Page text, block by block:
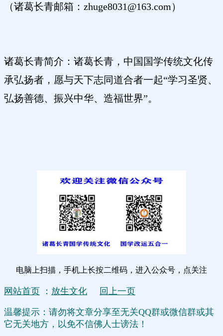
（诸葛长青邮箱：zhuge8031@163.com）
诸葛长青简介：诸葛长青，中国国学传统文化传
承弘扬者，愿与天下志同道合者一起“学习圣贤、
弘扬善德、振兴中华、造福世界”。
电脑上扫描，手机上长按二维码，进入公众号，点关注
网站首页 ： 放生文化 回上一页
温馨提示：请勿将文章分享至无关QQ群或微信群或其
它无关地方，以免不信佛人士谤法！